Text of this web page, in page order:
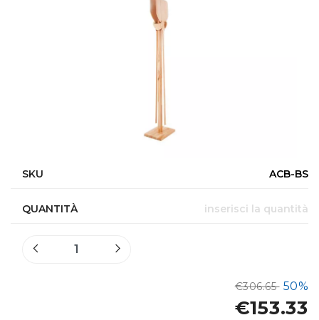
SKU ACB-BS
QUANTITÀ inserisci la quantità
€306.65 50%
€153.33